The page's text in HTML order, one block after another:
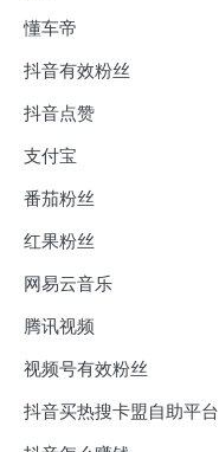
懂车帝
抖音有效粉丝
抖音点赞
支付宝
番茄粉丝
红果粉丝
网易云音乐
腾讯视频
视频号有效粉丝
抖音买热搜卡盟自助平台